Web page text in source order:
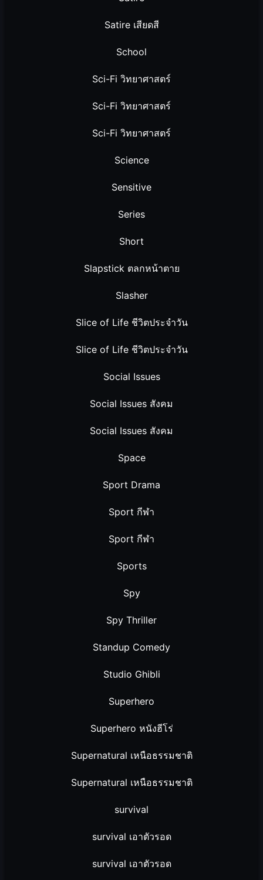
Satire เสียดสี
School
Sci-Fi วิทยาศาสตร์
Sci-Fi วิทยาศาสตร์
Sci-Fi วิทยาศาสตร์
Science
Sensitive
Series
Short
Slapstick ตลกหน้าตาย
Slasher
Slice of Life ชีวิตประจำวัน
Slice of Life ชีวิตประจำวัน
Social Issues
Social Issues สังคม
Social Issues สังคม
Space
Sport Drama
Sport กีฬา
Sport กีฬา
Sports
Spy
Spy Thriller
Standup Comedy
Studio Ghibli
Superhero
Superhero หนังฮีโร่
Supernatural เหนือธรรมชาติ
Supernatural เหนือธรรมชาติ
survival
survival เอาตัวรอด
survival เอาตัวรอด